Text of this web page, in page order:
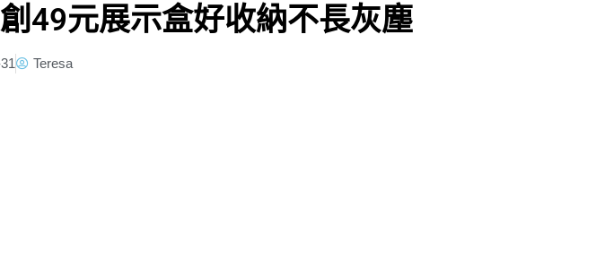
49元展示盒好收納不長灰塵
Teresa